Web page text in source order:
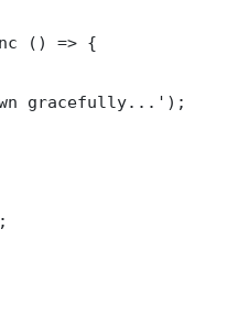
() => {
gracefully...');